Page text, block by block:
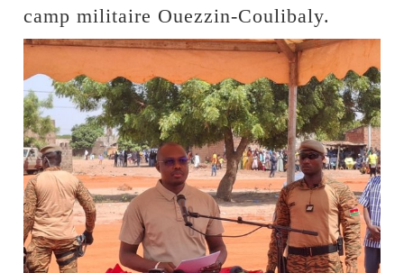
camp militaire Ouezzin-Coulibaly.